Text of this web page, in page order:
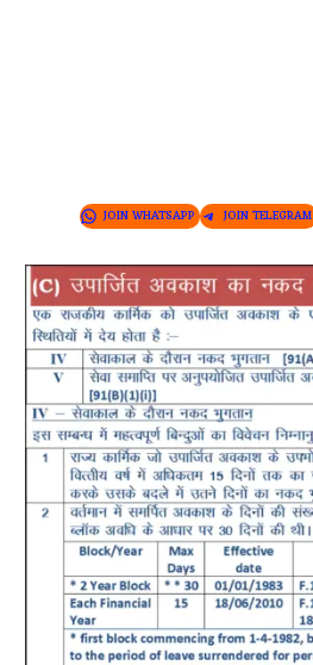
JOIN WHATSAPP JOIN TELEGRAM